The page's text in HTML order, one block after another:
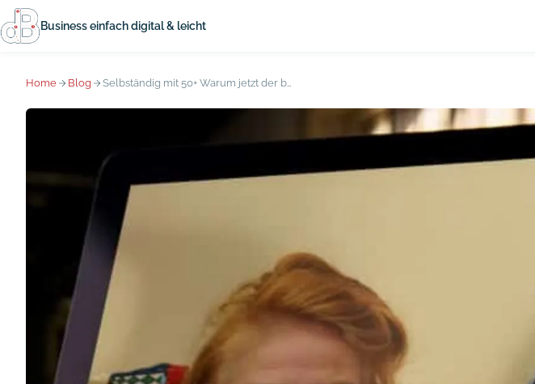
Business einfach digital & leicht
Home Blog Selbständig mit 50+ Warum jetzt der beste Zeitpunkt für deinen Neustart ist